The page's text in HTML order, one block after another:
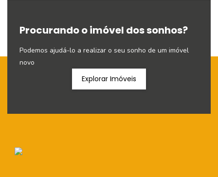
Procurando o imóvel dos sonhos?
Podemos ajudá-lo a realizar o seu sonho de um imóvel
novo
Explorar Imóveis